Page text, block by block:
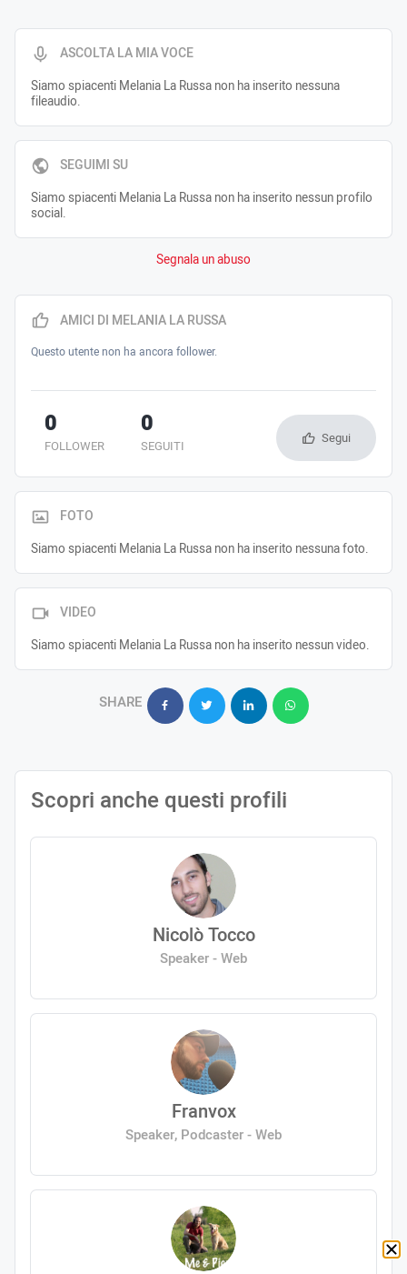
ASCOLTA LA MIA VOCE
Siamo spiacenti Melania La Russa non ha inserito nessuna
fileaudio.
SEGUIMI SU
Siamo spiacenti Melania La Russa non ha inserito nessun profilo
social.
Segnala un abuso
AMICI DI MELANIA LA RUSSA
Questo utente non ha ancora follower.
FOLLOWER
0
SEGUITI
0 Segui
FOTO
Siamo spiacenti Melania La Russa non ha inserito nessuna foto.
VIDEO
Siamo spiacenti Melania La Russa non ha inserito nessun video.
SHARE
Scopri anche questi profili
Nicolò Tocco
Speaker - Web
Franvox
Speaker, Podcaster - Web